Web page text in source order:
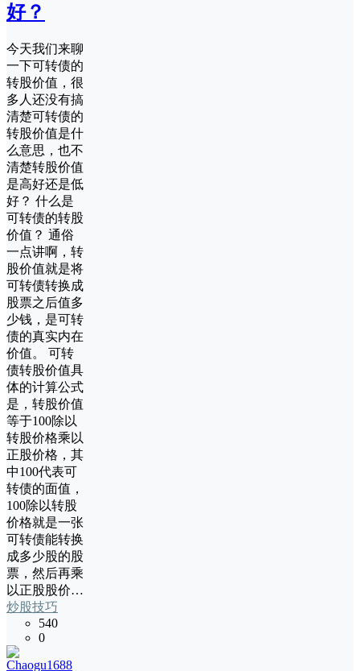
好？
今天我们来聊
一下可转债的
转股价值，很
多人还没有搞
清楚可转债的
转股价值是什
么意思，也不
清楚转股价值
是高好还是低
好？ 什么是
可转债的转股
价值？ 通俗
一点讲啊，转
股价值就是将
可转债转换成
股票之后值多
少钱，是可转
债的真实内在
价值。 可转
债转股价值具
体的计算公式
是，转股价值
等于100除以
转股价格乘以
正股价格，其
中100代表可
转债的面值，
100除以转股
价格就是一张
可转债能转换
成多少股的股
票，然后再乘
以正股股价…
炒股技巧
540
0